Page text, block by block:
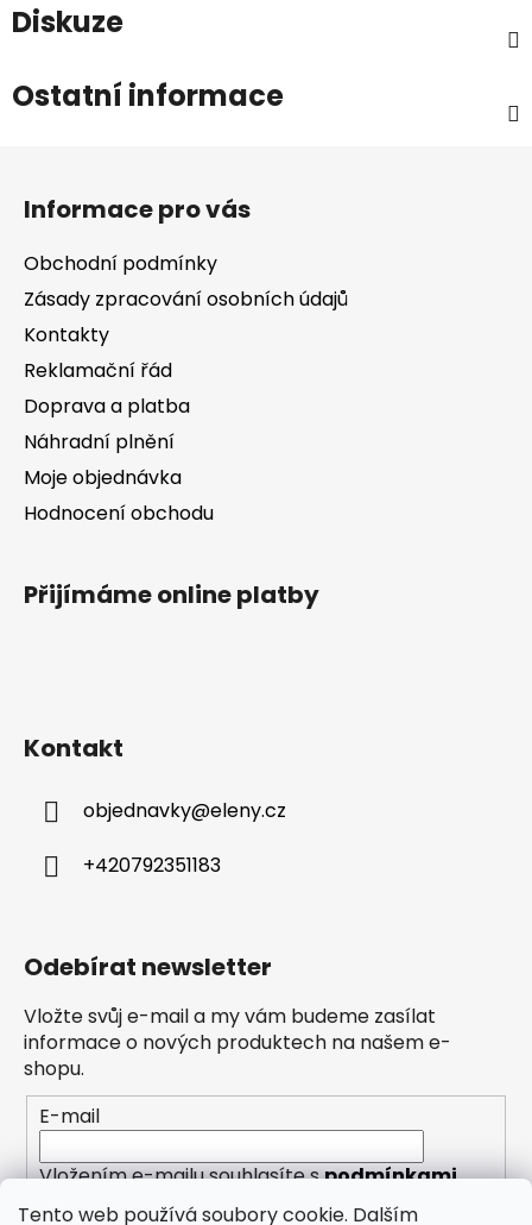
Tento web používá soubory cookie. Dalším
Diskuze
Ostatní informace
Informace pro vás
Obchodní podmínky
Zásady zpracování osobních údajů
Kontakty
Reklamační řád
Doprava a platba
Náhradní plnění
Moje objednávka
Hodnocení obchodu
Přijímáme online platby
Kontakt
objednavky@eleny.cz
+420792351183
Odebírat newsletter
Vložte svůj e-mail a my vám budeme zasílat
informace o nových produktech na našem e-
shopu.
E-mail
Vložením e-mailu souhlasíte spodmínkami
ochrany osobních údajů